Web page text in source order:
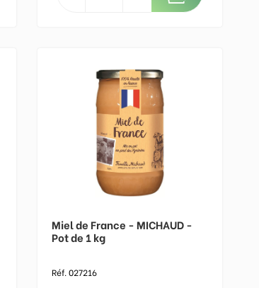
Miel de France - MICHAUD -
Pot de 1 kg
Réf. 027216